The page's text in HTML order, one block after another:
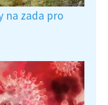
na zada pro